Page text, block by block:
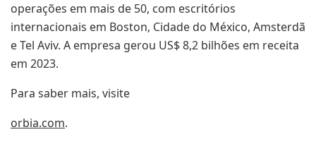
operações em mais de 50, com escritórios
internacionais em Boston, Cidade do México, Amsterdã
e Tel Aviv. A empresa gerou US$ 8,2 bilhões em receita
em 2023.
Para saber mais, visite
orbia.com.